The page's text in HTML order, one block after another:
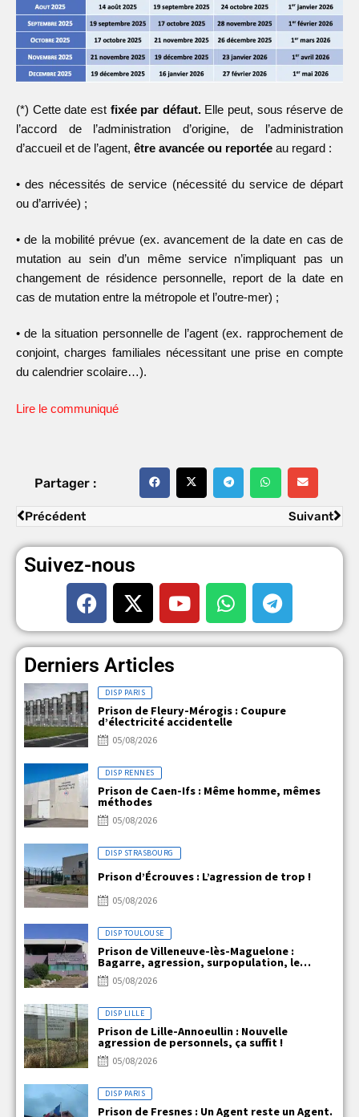
(*) Cette date est fixée par défaut.Elle peut, sous réserve de
l’accord de l’administration d’origine, de l’administration
d’accueil et de l’agent, être avancée ou reportée au regard :
• des nécessités de service (nécessité du service de départ
ou d’arrivée) ;
• de la mobilité prévue (ex. avancement de la date en cas de
mutation au sein d’un même service n’impliquant pas un
changement de résidence personnelle, report de la date en
cas de mutation entre la métropole et l’outre-mer) ;
• de la situation personnelle de l’agent (ex. rapprochement de
conjoint, charges familiales nécessitant une prise en compte
du calendrier scolaire…).
Lire le communiqué
Partager :
Précédent Suivant
Suivez-nous
Derniers Articles
DISP PARIS
Prison de Fleury-Mérogis : Coupure
d’électricité accidentelle
05/08/2026
DISP RENNES
Prison de Caen-Ifs : Même homme, mêmes
méthodes
05/08/2026
DISP STRASBOURG
Prison d’Écrouves : L’agression de trop !
05/08/2026
DISP TOULOUSE
Prison de Villeneuve-lès-Maguelone :
Bagarre, agression, surpopulation, le
quotidien explosif de VLM !!!
05/08/2026
DISP LILLE
Prison de Lille-Annoeullin : Nouvelle
agression de personnels, ça suffit !
05/08/2026
DISP PARIS
Prison de Fresnes : Un Agent reste un Agent.